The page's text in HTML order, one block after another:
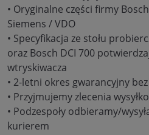
• Oryginalne części firmy
Siemens / VDO
• Specyfikacja ze stołu
oraz Bosch DCI 700
wtryskiwacza
• 2-letni okres gwarancyjny
• Przyjmujemy zlecenia
• Podzespoły odbieramy/
kurierem